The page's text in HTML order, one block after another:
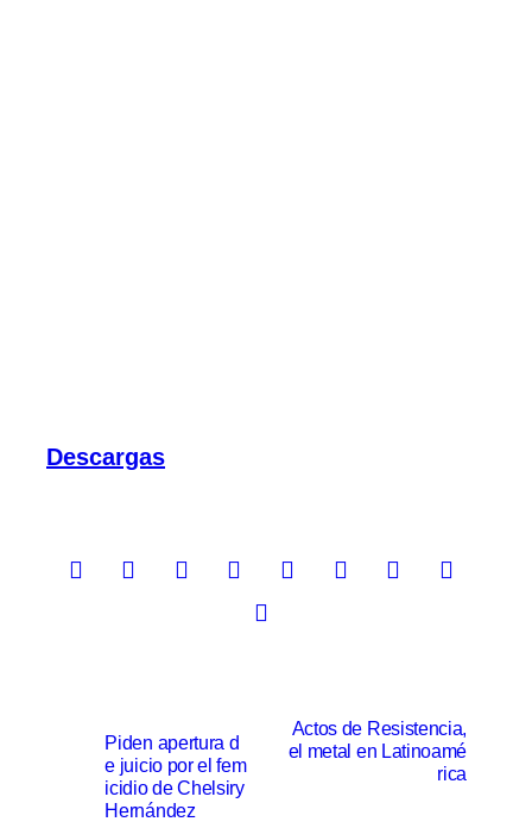
Descargas
Piden apertura d
e juicio por el fem
icidio de Chelsiry
Hernández
Actos de Resistencia,
el metal en Latinoamé
rica